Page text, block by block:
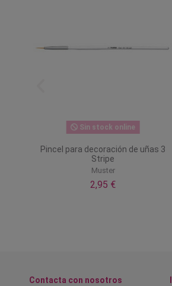
Sin stock online
Pincel para decoración de uñas 3
Stripe
Muster
2,95 €
Contacta con nosotros